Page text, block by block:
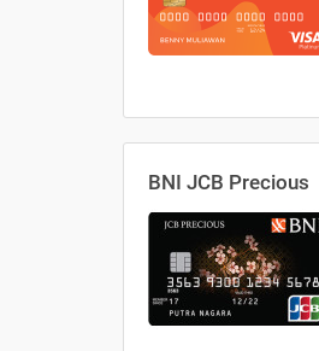
BNI JCB Precious